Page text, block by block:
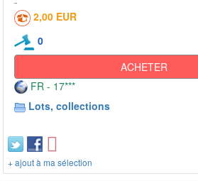
2,00 EUR
0
ACHETER
FR - 17***
Lots, collections
+ ajout à ma sélection